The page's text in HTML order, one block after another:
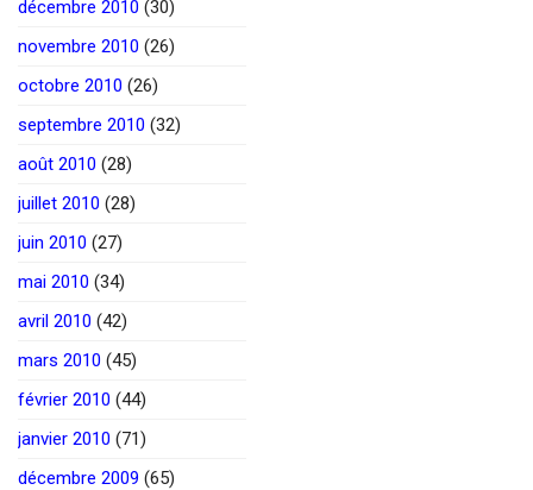
décembre 2010 (30)
novembre 2010 (26)
octobre 2010 (26)
septembre 2010 (32)
août 2010 (28)
juillet 2010 (28)
juin 2010 (27)
mai 2010 (34)
avril 2010 (42)
mars 2010 (45)
février 2010 (44)
janvier 2010 (71)
décembre 2009 (65)